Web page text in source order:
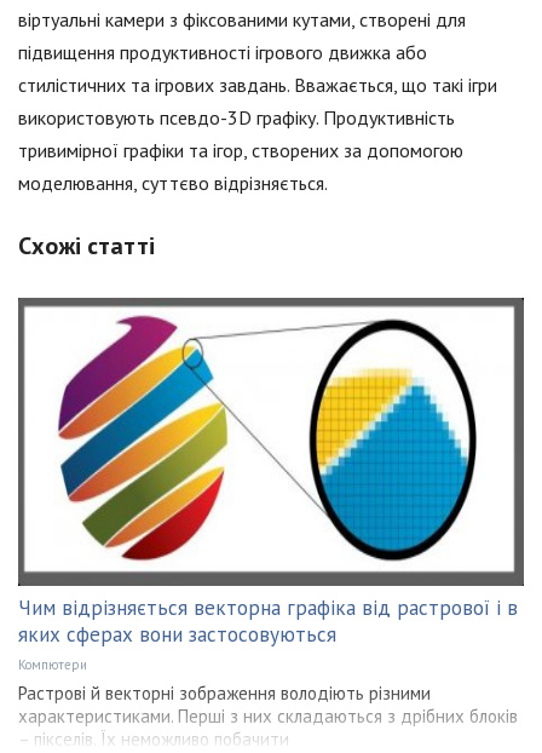
віртуальні камери з фіксованими кутами, створені для
підвищення продуктивності ігрового движка або
стилістичних та ігрових завдань. Вважається, що такі ігри
використовують псевдо-3D графіку. Продуктивність
тривимірної графіки та ігор, створених за допомогою
моделювання, суттєво відрізняється.
Схожі статті
Чим відрізняється векторна графіка від растрової і в
яких сферах вони застосовуються
Компютери
Растрові й векторні зображення володіють різними
характеристиками. Перші з них складаються з дрібних блоків
– пікселів. Їх неможливо побачити